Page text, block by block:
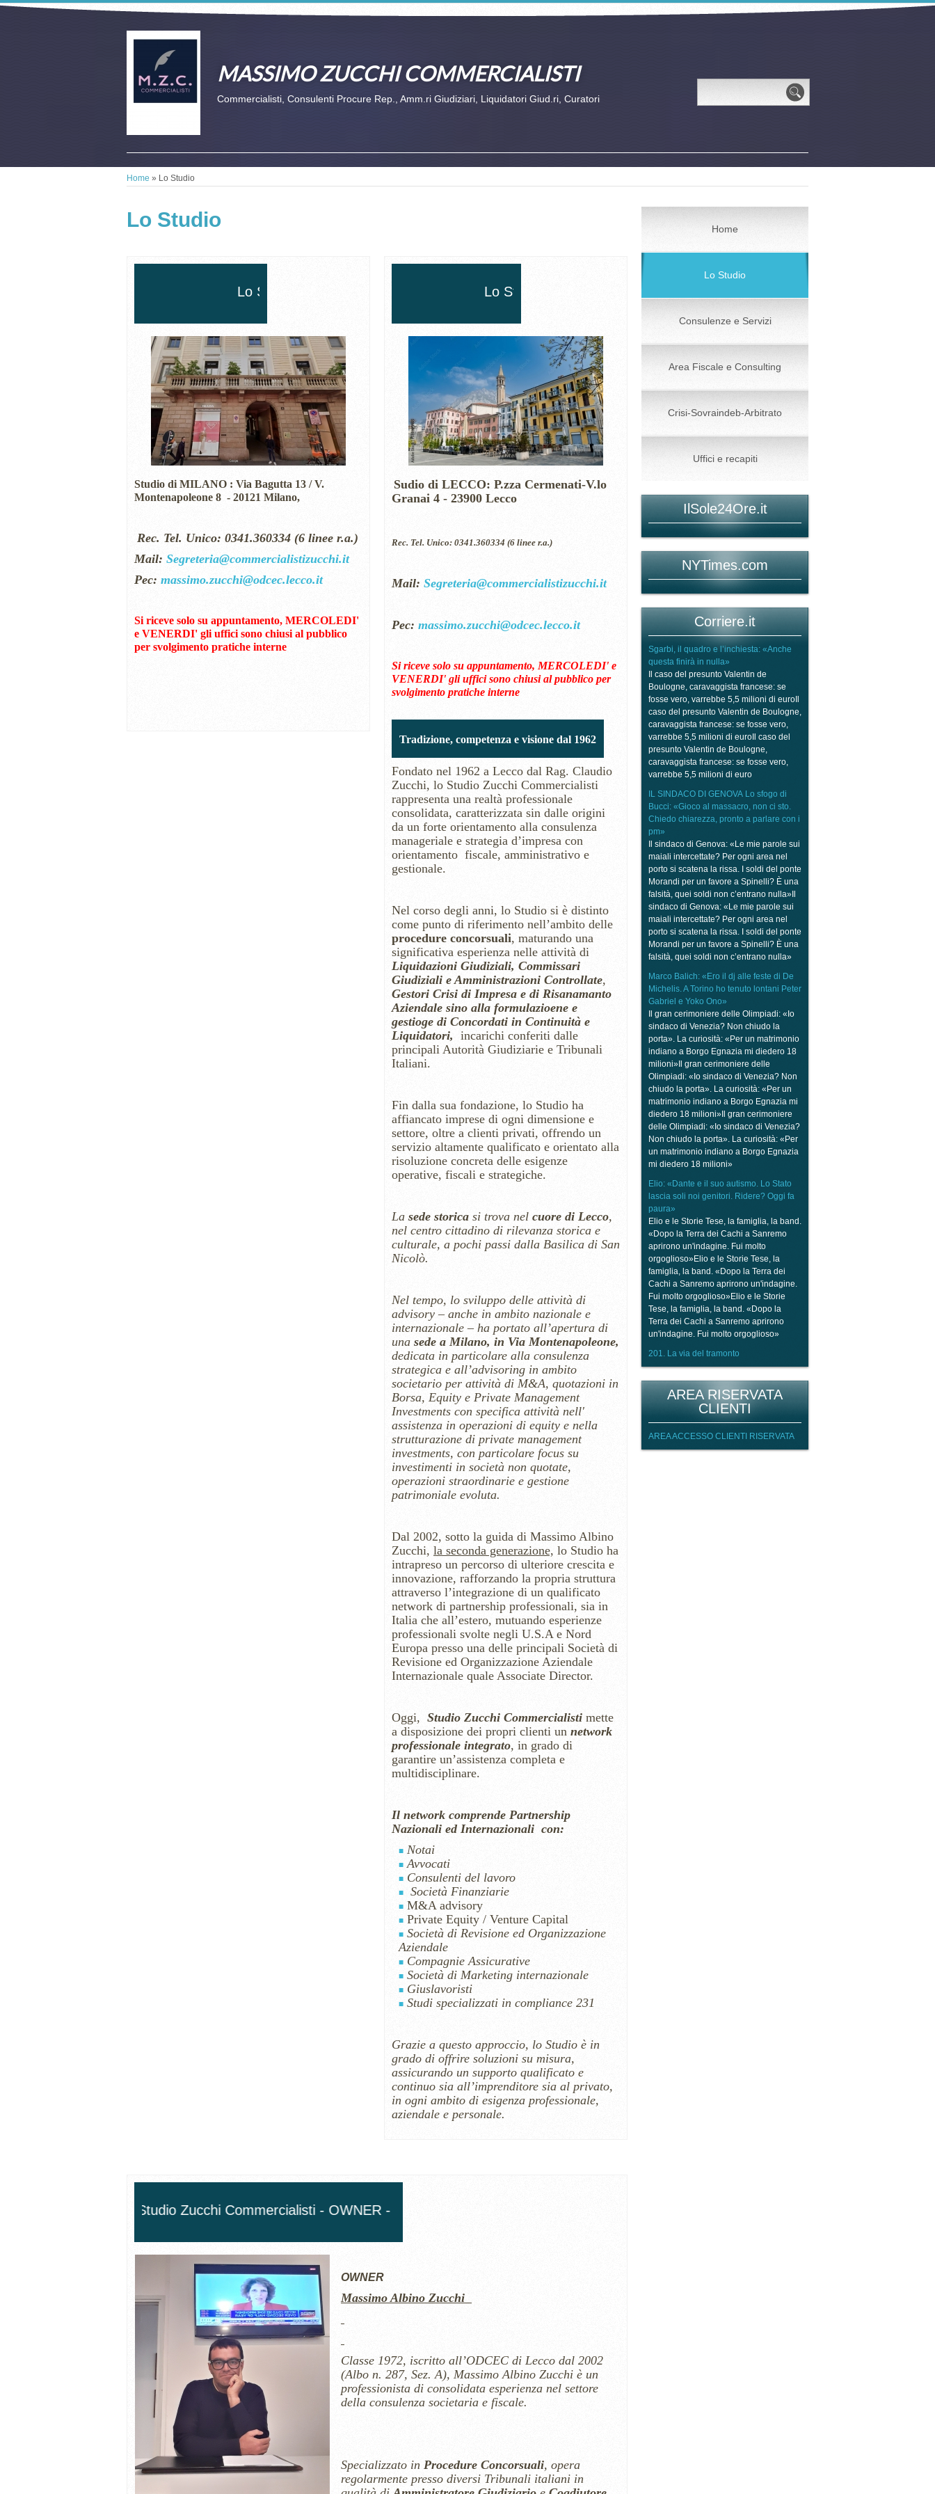
MASSIMO ZUCCHI COMMERCIALISTI
Commercialisti, Consulenti Procure Rep., Amm.ri Giudiziari, Liquidatori Giud.ri, Curatori
Home » Lo Studio
Lo Studio
Lo Studio di Milano
Studio di MILANO : Via Bagutta 13 / V.
Montenapoleone 8 - 20121 Milano,
Rec. Tel. Unico: 0341.360334 (6 linee r.a.)
Mail: Segreteria@commercialistizucchi.it
Pec: massimo.zucchi@odcec.lecco.it
Si riceve solo su appuntamento, MERCOLEDI'
e VENERDI' gli uffici sono chiusi al pubblico
per svolgimento pratiche interne
Lo Studio di Lecco
Sudio di LECCO: P.zza Cermenati-V.lo
Granai 4 - 23900 Lecco
Rec. Tel. Unico: 0341.360334 (6 linee r.a.)
Mail: Segreteria@commercialistizucchi.it
Pec: massimo.zucchi@odcec.lecco.it
Si riceve solo su appuntamento, MERCOLEDI' e
VENERDI' gli uffici sono chiusi al pubblico per
svolgimento pratiche interne
Tradizione, competenza e visione dal 1962
Fondato nel 1962 a Lecco dal Rag. Claudio
Zucchi, lo Studio Zucchi Commercialisti
rappresenta una realtà professionale
consolidata, caratterizzata sin dalle origini
da un forte orientamento alla consulenza
manageriale e strategia d’impresa con
orientamento fiscale, amministrativo e
gestionale.
Nel corso degli anni, lo Studio si è distinto
come punto di riferimento nell’ambito delle
procedure concorsuali, maturando una
significativa esperienza nelle attività di
Liquidazioni Giudiziali, Commissari
Giudiziali e Amministrazioni Controllate,
Gestori Crisi di Impresa e di Risanamanto
Aziendale sino alla formulazioene e
gestioge di Concordati in Continuità e
Liquidatori, incarichi conferiti dalle
principali Autorità Giudiziarie e Tribunali
Italiani.
Fin dalla sua fondazione, lo Studio ha
affiancato imprese di ogni dimensione e
settore, oltre a clienti privati, offrendo un
servizio altamente qualificato e orientato alla
risoluzione concreta delle esigenze
operative, fiscali e strategiche.
La sede storica si trova nel cuore di Lecco,
nel centro cittadino di rilevanza storica e
culturale, a pochi passi dalla Basilica di San
Nicolò.
Nel tempo, lo sviluppo delle attività di
advisory – anche in ambito nazionale e
internazionale – ha portato all’apertura di
una sede a Milano, in Via Montenapoleone,
dedicata in particolare alla consulenza
strategica e all’advisoring in ambito
societario per attività di M&A, quotazioni in
Borsa, Equity e Private Management
Investments con specifica attività nell'
assistenza in operazioni di equity e nella
strutturazione di private management
investments, con particolare focus su
investimenti in società non quotate,
operazioni straordinarie e gestione
patrimoniale evoluta.
Dal 2002, sotto la guida di Massimo Albino
Zucchi, la seconda generazione, lo Studio ha
intrapreso un percorso di ulteriore crescita e
innovazione, rafforzando la propria struttura
attraverso l’integrazione di un qualificato
network di partnership professionali, sia in
Italia che all’estero, mutuando esperienze
professionali svolte negli U.S.A e Nord
Europa presso una delle principali Società di
Revisione ed Organizzazione Aziendale
Internazionale quale Associate Director.
Oggi, Studio Zucchi Commercialisti mette
a disposizione dei propri clienti un network
professionale integrato, in grado di
garantire un’assistenza completa e
multidisciplinare.
Il network comprende Partnership
Nazionali ed Internazionali con:
Notai
Avvocati
Consulenti del lavoro
Società Finanziarie
M&A advisory
Private Equity / Venture Capital
Società di Revisione ed Organizzazione
Aziendale
Compagnie Assicurative
Società di Marketing internazionale
Giuslavoristi
Studi specializzati in compliance 231
Grazie a questo approccio, lo Studio è in
grado di offrire soluzioni su misura,
assicurando un supporto qualificato e
continuo sia all’imprenditore sia al privato,
in ogni ambito di esigenza professionale,
aziendale e personale.
Studio Zucchi Commercialisti - OWNER -
OWNER
Massimo Albino Zucchi
Classe 1972, iscritto all’ODCEC di Lecco dal 2002
(Albo n. 287, Sez. A), Massimo Albino Zucchi è un
professionista di consolidata esperienza nel settore
della consulenza societaria e fiscale.
Specializzato in Procedure Concorsuali, opera
regolarmente presso diversi Tribunali italiani in
Home
Lo Studio
Consulenze e Servizi
Area Fiscale e Consulting
Crisi-Sovraindeb-Arbitrato
Uffici e recapiti
IlSole24Ore.it
NYTimes.com
Corriere.it
Sgarbi, il quadro e l’inchiesta: «Anche
questa finirà in nulla»
Il caso del presunto Valentin de
Boulogne, caravaggista francese: se
fosse vero, varrebbe 5,5 milioni di euroIl
caso del presunto Valentin de Boulogne,
caravaggista francese: se fosse vero,
varrebbe 5,5 milioni di euroIl caso del
presunto Valentin de Boulogne,
caravaggista francese: se fosse vero,
varrebbe 5,5 milioni di euro
IL SINDACO DI GENOVA Lo sfogo di
Bucci: «Gioco al massacro, non ci sto.
Chiedo chiarezza, pronto a parlare con i
pm»
Il sindaco di Genova: «Le mie parole sui
maiali intercettate? Per ogni area nel
porto si scatena la rissa. I soldi del ponte
Morandi per un favore a Spinelli? È una
falsità, quei soldi non c’entrano nulla»Il
sindaco di Genova: «Le mie parole sui
maiali intercettate? Per ogni area nel
porto si scatena la rissa. I soldi del ponte
Morandi per un favore a Spinelli? È una
falsità, quei soldi non c’entrano nulla»
Marco Balich: «Ero il dj alle feste di De
Michelis. A Torino ho tenuto lontani Peter
Gabriel e Yoko Ono»
Il gran cerimoniere delle Olimpiadi: «Io
sindaco di Venezia? Non chiudo la
porta». La curiosità: «Per un matrimonio
indiano a Borgo Egnazia mi diedero 18
milioni»Il gran cerimoniere delle
Olimpiadi: «Io sindaco di Venezia? Non
chiudo la porta». La curiosità: «Per un
matrimonio indiano a Borgo Egnazia mi
diedero 18 milioni»Il gran cerimoniere
delle Olimpiadi: «Io sindaco di Venezia?
Non chiudo la porta». La curiosità: «Per
un matrimonio indiano a Borgo Egnazia
mi diedero 18 milioni»
Elio: «Dante e il suo autismo. Lo Stato
lascia soli noi genitori. Ridere? Oggi fa
paura»
Elio e le Storie Tese, la famiglia, la band.
«Dopo la Terra dei Cachi a Sanremo
aprirono un'indagine. Fui molto
orgoglioso»Elio e le Storie Tese, la
famiglia, la band. «Dopo la Terra dei
Cachi a Sanremo aprirono un'indagine.
Fui molto orgoglioso»Elio e le Storie
Tese, la famiglia, la band. «Dopo la
Terra dei Cachi a Sanremo aprirono
un'indagine. Fui molto orgoglioso»
201. La via del tramonto
AREA RISERVATA
CLIENTI
AREA ACCESSO CLIENTI RISERVATA